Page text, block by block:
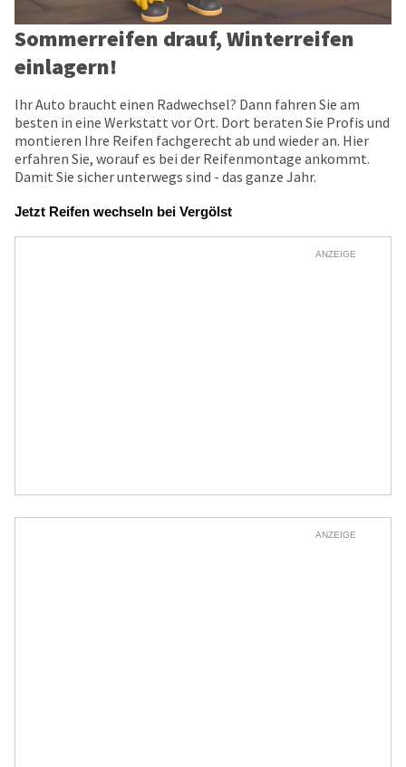
Sommerreifen drauf, Winterreifen
einlagern!
Ihr Auto braucht einen Radwechsel? Dann fahren Sie am
besten in eine Werkstatt vor Ort. Dort beraten Sie Profis und
montieren Ihre Reifen fachgerecht ab und wieder an. Hier
erfahren Sie, worauf es bei der Reifenmontage ankommt.
Damit Sie sicher unterwegs sind - das ganze Jahr.
Jetzt Reifen wechseln bei Vergölst
ANZEIGE
ANZEIGE